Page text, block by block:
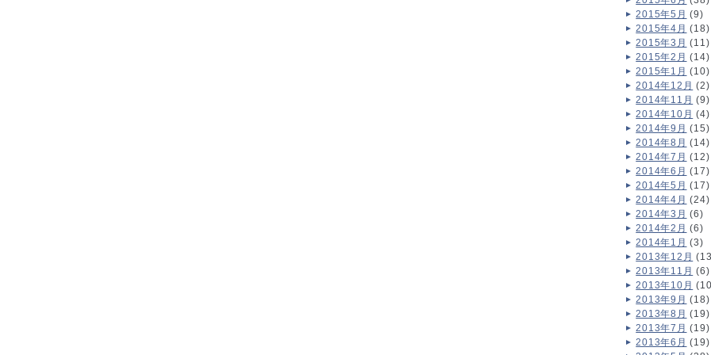
2015年5月 (9)
2015年4月 (18)
2015年3月 (11)
2015年2月 (14)
2015年1月 (10)
2014年12月 (2)
2014年11月 (9)
2014年10月 (4)
2014年9月 (15)
2014年8月 (14)
2014年7月 (12)
2014年6月 (17)
2014年5月 (17)
2014年4月 (24)
2014年3月 (6)
2014年2月 (6)
2014年1月 (3)
2013年12月
2013年11月 (6)
2013年10月
2013年9月 (18)
2013年8月 (19)
2013年7月 (19)
2013年6月 (19)